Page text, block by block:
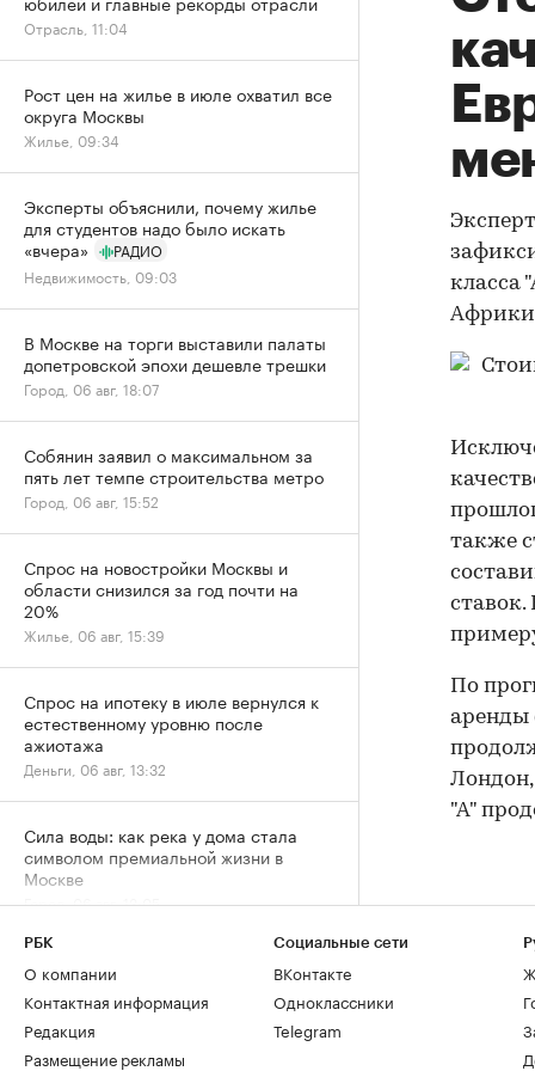
класса
также
По
аренды
"А"
Отрасль, 11:04
Рост цен на жилье в июле охватил все
округа Москвы
Жилье, 09:34
Эксперты объяснили, почему жилье
для студентов надо было искать
«вчера»
РАДИО
Недвижимость, 09:03
В Москве на торги выставили палаты
допетровской эпохи дешевле трешки
Город, 06 авг, 18:07
Собянин заявил о максимальном за
пять лет темпе строительства метро
Город, 06 авг, 15:52
Спрос на новостройки Москвы и
области снизился за год почти на
20%
Жилье, 06 авг, 15:39
Спрос на ипотеку в июле вернулся к
естественному уровню после
ажиотажа
Деньги, 06 авг, 13:32
Сила воды: как река у дома стала
символом премиальной жизни в
Москве
Город, 06 авг, 13:05
За 9 лет в Москве в кадастр внесли
Город, 06 авг, 12:25
РБК
О компании
Контактная информация
Редакция
Размещение рекламы
Социальные сети
ВКонтакте
Одноклассники
Telegram